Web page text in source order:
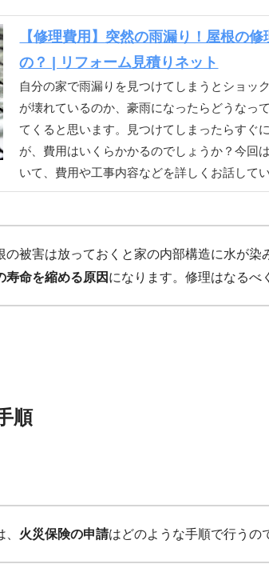
【修理費用】突然の雨漏り！屋根の
の？ | リフォーム見積りネット
自分の家で雨漏りを見つけてしまうとショッ
が壊れているのか、豪雨になったらどうなっ
てくると思います。見つけてしまったらすぐ
が、費用はいくらかかるのでしょうか？今回
いて、費用や工事内容などを詳しくお話して
の被害は放っておくと家の内部構造に水が染
寿命を縮める原因 になります。修理はなるべ
順
火災保険の申請はどのような手順で行うの